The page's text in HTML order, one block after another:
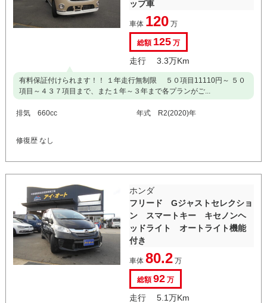
ップ車
車体 120万
総額 125万
走行 3.3万Km
有料保証付けられます！！ １年走行無制限 ５０項目11110円～ ５０
項目～４３７項目まで、また１年～３年まで各プランがご...
排気 660cc 年式 R2(2020)年
修復歴 なし
ホンダ
フリード Gジャストセレクショ
ン スマートキー キセノンヘ
ッドライト オートライト機能
付き
車体 80.2万
総額92万
走行 5.1万Km